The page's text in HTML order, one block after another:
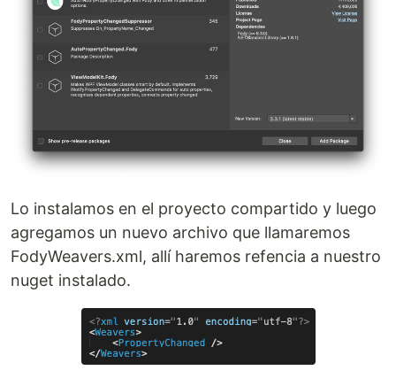
Lo instalamos en el proyecto compartido y luego
agregamos un nuevo archivo que llamaremos
FodyWeavers.xml, allí haremos refencia a nuestro
nuget instalado.